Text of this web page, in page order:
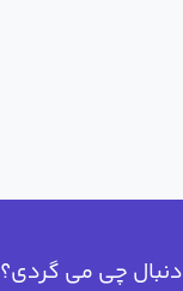
دنبال چی می گردی؟